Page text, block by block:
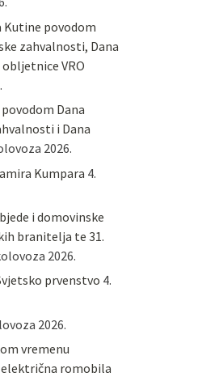
povodom
zahvalnosti, Dana
VRO
Dana
i Dana
2026.
Kumpara 4.
i domovinske
branitelja te 31.
2026.
prvenstvo 4.
2026.
vremenu
električna romobila